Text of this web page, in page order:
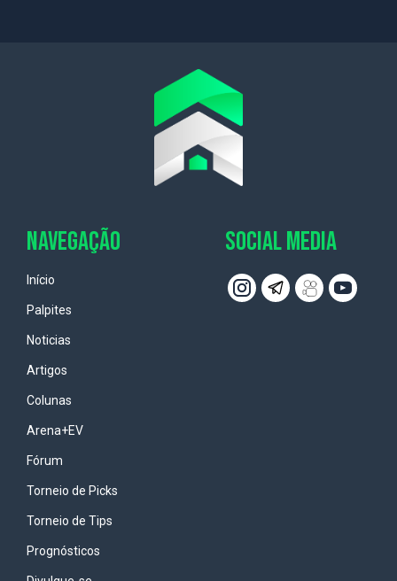
NAVEGAÇÃO
Início
Palpites
Noticias
Artigos
Colunas
Arena+EV
Fórum
Torneio de Picks
Torneio de Tips
Prognósticos
SOCIAL MEDIA